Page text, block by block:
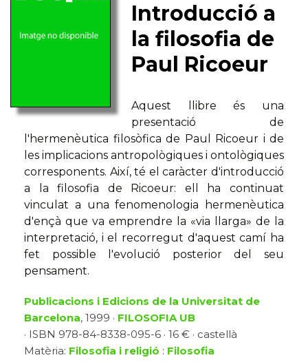
Introducció a
la filosofia de
Paul Ricoeur
Aquest llibre és una
presentació de
l'hermenèutica filosòfica de Paul Ricoeur i de
les implicacions antropològiques i ontològiques
corresponents. Així, té el caràcter d'introducció
a la filosofia de Ricoeur: ell ha continuat
vinculat a una fenomenologia hermenèutica
d'ençà que va emprendre la «via llarga» de la
interpretació, i el recorregut d'aquest camí ha
fet possible l'evolució posterior del seu
pensament.
Publicacions i Edicions de la Universitat de
Barcelona, 1999 · FILOSOFIA UB
· ISBN 978-84-8338-095-6 · 16 € · castellà
Matèria: Filosofia i religió : Filosofia